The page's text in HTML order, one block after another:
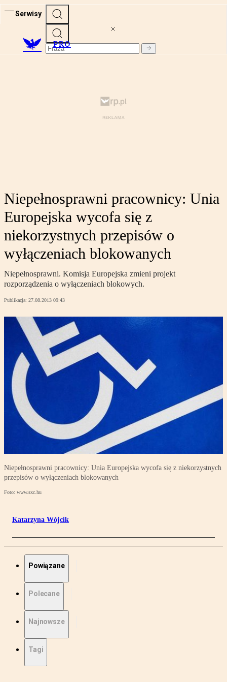
Serwisy
PRO
Niepełnosprawni pracownicy: Unia
Europejska wycofa się z
niekorzystnych przepisów o
wyłączeniach blokowanych
Niepełnosprawni. Komisja Europejska zmieni projekt
rozporządzenia o wyłączeniach blokowych.
Publikacja: 27.08.2013 09:43
Niepełnosprawni pracownicy: Unia Europejska wycofa się z niekorzystnych
przepisów o wyłączeniach blokowanych
Foto: www.sxc.hu
Katarzyna Wójcik
Powiązane
Polecane
Najnowsze
Tagi